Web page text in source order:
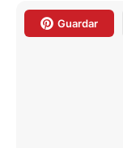
Guardar